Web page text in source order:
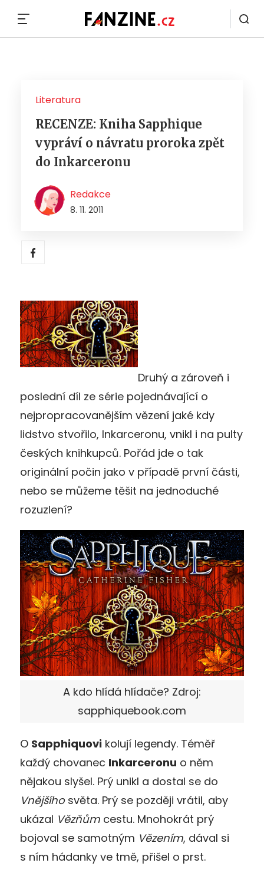
Literatura
RECENZE: Kniha Sapphique
vypráví o návratu proroka zpět
do Inkarceronu
Redakce
8. 11. 2011
Druhý a zároveň i
poslední díl ze série pojednávající o
nejpropracovanějším vězení jaké kdy
lidstvo stvořilo, Inkarceronu, vnikl i na pulty
českých knihkupců. Pořád jde o tak
originální počin jako v případě první části,
nebo se můžeme těšit na jednoduché
rozuzlení?
A kdo hlídá hlídače? Zdroj:
sapphiquebook.com
O Sapphiquovi kolují legendy. Téměř
každý chovanec Inkarceronu o něm
nějakou slyšel. Prý unikl a dostal se do
Vnějšíhosvěta. Prý se později vrátil, aby
ukázal Vězňům cestu. Mnohokrát prý
bojoval se samotným Vězením, dával si
s ním hádanky ve tmě, přišel o prst.